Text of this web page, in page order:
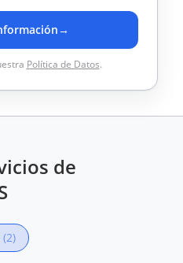
→
Política de Datos.
de
(2)